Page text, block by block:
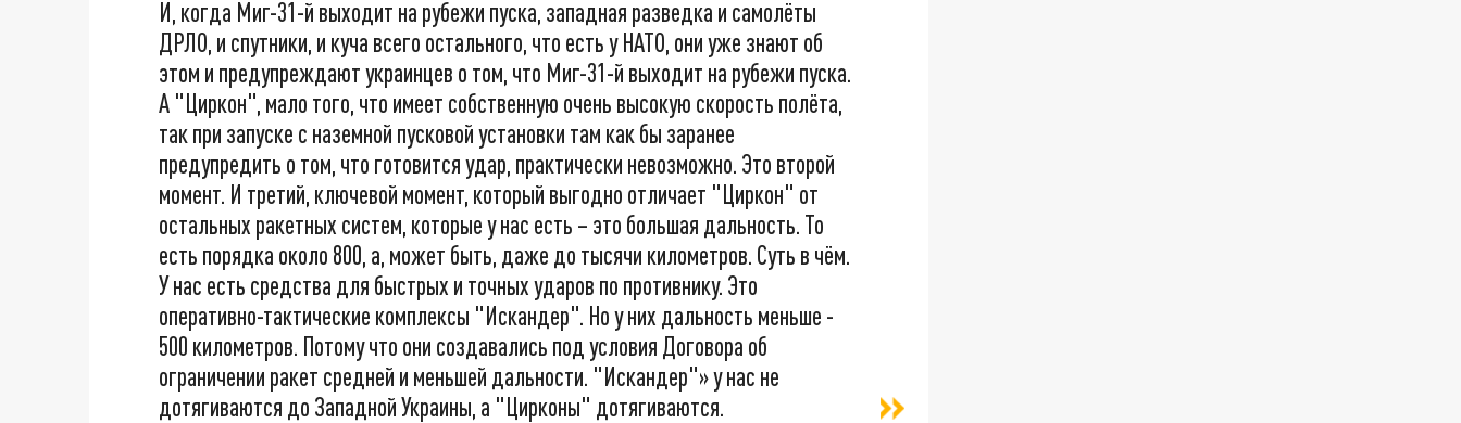
И, когда Миг-31-й выходит на рубежи пуска, западная разведка и самолёты
ДРЛО, и спутники, и куча всего остального, что есть у НАТО, они уже знают об
этом и предупреждают украинцев о том, что Миг-31-й выходит на рубежи пуска.
А "Циркон", мало того, что имеет собственную очень высокую скорость полёта,
так при запуске с наземной пусковой установки там как бы заранее
предупредить о том, что готовится удар, практически невозможно. Это второй
момент. И третий, ключевой момент, который выгодно отличает "Циркон" от
остальных ракетных систем, которые у нас есть – это большая дальность. То
есть порядка около 800, а, может быть, даже до тысячи километров. Суть в чём.
У нас есть средства для быстрых и точных ударов по противнику. Это
оперативно-тактические комплексы "Искандер". Но у них дальность меньше -
500 километров. Потому что они создавались под условия Договора об
ограничении ракет средней и меньшей дальности. "Искандер"» у нас не
дотягиваются до Западной Украины, а "Цирконы" дотягиваются.